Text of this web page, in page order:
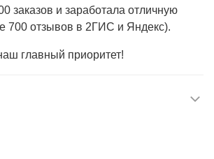
заказов и заработала отличную
700 отзывов в 2ГИС и Яндекс).
главный приоритет!